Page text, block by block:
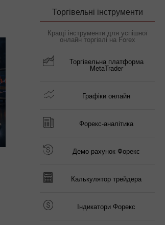
Торгівельні інструменти
Кращі інструменти для успішної
онлайн торгівлі на Forex
Торгівельна платформа
MetaTrader
Графіки онлайн
Форекс-аналітика
Демо рахунок Форекс
Калькулятор трейдера
Індикатори Форекс